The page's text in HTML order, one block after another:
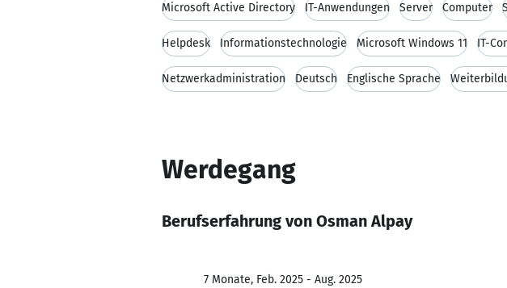
Microsoft Active Directory IT-Anwendungen Server Computer
Helpdesk Informationstechnologie Microsoft Windows 11 IT-
Netzwerkadministration Deutsch Englische Sprache
Werdegang
Berufserfahrung von Osman Alpay
7 Monate, Feb. 2025 - Aug. 2025